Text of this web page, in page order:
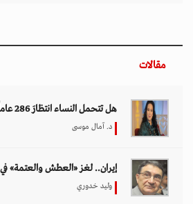
مقالات
هل تتحمل النساء انتظارَ 286 عاماً؟
د. آمال موسى
إيران.. لغز «العطش والعتمة» في
وليد خدوري